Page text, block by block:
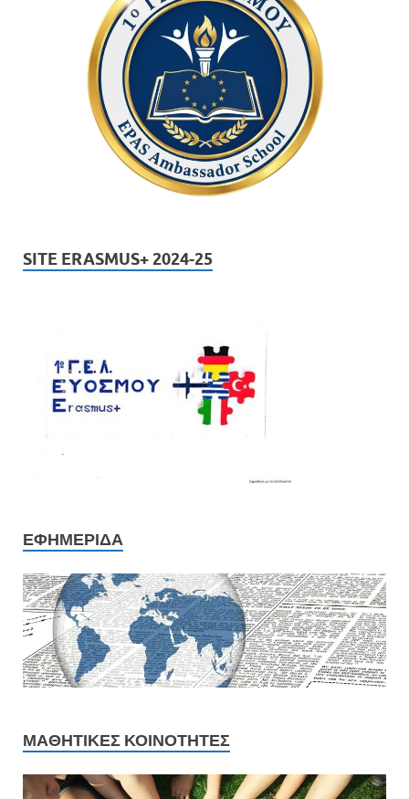
SITE ERASMUS+ 2024-25
ΕΦΗΜΕΡΊΔΑ
ΜΑΘΗΤΙΚΈΣ ΚΟΙΝΌΤΗΤΕΣ